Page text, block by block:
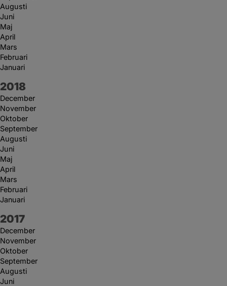
Augusti
Juni
Maj
April
Mars
Februari
Januari
År:
2018
December
November
Oktober
September
Augusti
Juni
Maj
April
Mars
Februari
Januari
År:
2017
December
November
Oktober
September
Augusti
Juni